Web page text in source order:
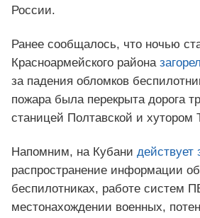
России.
Ранее сообщалось, что ночью
Красноармейского района
за падения обломков
пожара была перекрыта дорога
станицей Полтавской и хутором
Напомним, на Кубани действует
распространение информации об
беспилотниках, работе систем
местонахождении военных,